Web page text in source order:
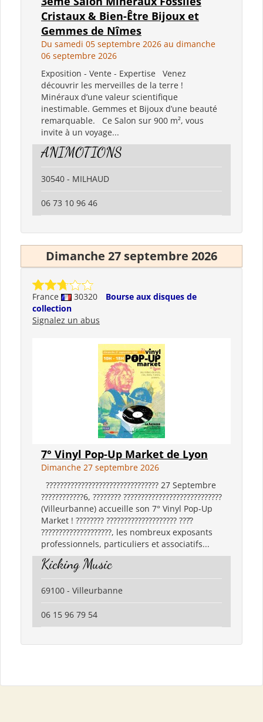
Cristaux & Bien-Être Bijoux et
Gemmes de Nîmes
Du samedi 05 septembre 2026 au dimanche
06 septembre 2026
Exposition - Vente - Expertise Venez
découvrir les merveilles de la terre !
Minéraux d’une valeur scientifique
inestimable. Gemmes et Bijoux d’une beauté
remarquable. Ce Salon sur 900 m², vous
invite à un voyage...
ANIMOTIONS
30540 - MILHAUD
06 73 10 96 46
Dimanche 27 septembre 2026
France 30320
Bourse aux disques de
collection
Signalez un abus
7° Vinyl Pop-Up Market de Lyon
Dimanche 27 septembre 2026
???????????????????????????????? 27 Septembre
????????????6, ???????? ????????????????????????????
(Villeurbanne) accueille son 7° Vinyl Pop-Up
Market ! ???????? ???????????????????? ????̀
????????????????????, les nombreux exposants
professionnels, particuliers et associatifs...
Kicking Music
69100 - Villeurbanne
06 15 96 79 54